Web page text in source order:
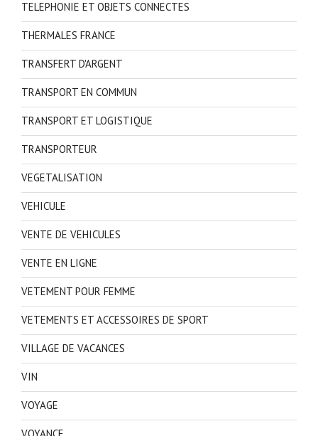
TELEPHONIE ET OBJETS CONNECTES
THERMALES FRANCE
TRANSFERT D'ARGENT
TRANSPORT EN COMMUN
TRANSPORT ET LOGISTIQUE
TRANSPORTEUR
VEGETALISATION
VEHICULE
VENTE DE VEHICULES
VENTE EN LIGNE
VETEMENT POUR FEMME
VETEMENTS ET ACCESSOIRES DE SPORT
VILLAGE DE VACANCES
VIN
VOYAGE